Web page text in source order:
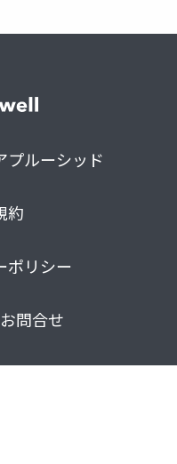
プルーシッド
約
ポリシー
問合せ
ン